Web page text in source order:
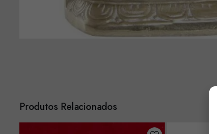
Produtos Relacionados